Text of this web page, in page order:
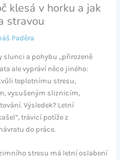
klesá v horku a jak
stravou
Paděra
slunci a pohybu „přirozeně
ale vypráví něco jiného:
teplotnímu stresu,
vysušeným sliznicím,
Výsledek? Letní
trávicí potíže z
do práce.
stresu má letní oslabení